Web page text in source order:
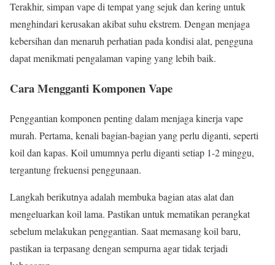
Terakhir, simpan vape di tempat yang sejuk dan kering untuk
menghindari kerusakan akibat suhu ekstrem. Dengan menjaga
kebersihan dan menaruh perhatian pada kondisi alat, pengguna
dapat menikmati pengalaman vaping yang lebih baik.
Cara Mengganti Komponen Vape
Penggantian komponen penting dalam menjaga kinerja vape
murah. Pertama, kenali bagian-bagian yang perlu diganti, seperti
koil dan kapas. Koil umumnya perlu diganti setiap 1-2 minggu,
tergantung frekuensi penggunaan.
Langkah berikutnya adalah membuka bagian atas alat dan
mengeluarkan koil lama. Pastikan untuk mematikan perangkat
sebelum melakukan penggantian. Saat memasang koil baru,
pastikan ia terpasang dengan sempurna agar tidak terjadi